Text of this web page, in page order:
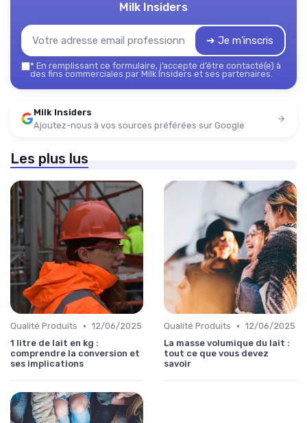
Milk Insiders
➔ Je m'inscris
* En remplissant ce formulaire, j’accepte d’être contacté(e) à
des fins commerciales par Milk Insiders et ses partenaires.
Milk Insiders
Ajoutez-nous à vos sources préférées sur Google
Les plus lus
Qualité Produits • 12/06/2025
1 litre de lait en kg :
comprendre la conversion et
ses implications
Qualité Produits • 12/06/2025
La masse volumique du lait :
tout ce que vous devez
savoir